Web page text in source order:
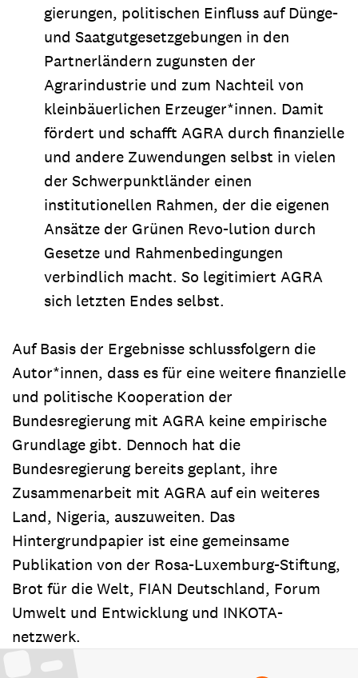
gierungen, politischen Einfluss auf Dünge-
und Saatgutgesetzgebungen in den
Partnerländern zugunsten der
Agrarindustrie und zum Nachteil von
kleinbäuerlichen Erzeuger*innen. Damit
fördert und schafft AGRA durch finanzielle
und andere Zuwendungen selbst in vielen
der Schwerpunktländer einen
institutionellen Rahmen, der die eigenen
Ansätze der Grünen Revo-lution durch
Gesetze und Rahmenbedingungen
verbindlich macht. So legitimiert AGRA
sich letzten Endes selbst.
Auf Basis der Ergebnisse schlussfolgern die
Autor*innen, dass es für eine weitere finanzielle
und politische Kooperation der
Bundesregierung mit AGRA keine empirische
Grundlage gibt. Dennoch hat die
Bundesregierung bereits geplant, ihre
Zusammenarbeit mit AGRA auf ein weiteres
Land, Nigeria, auszuweiten. Das
Hintergrundpapier ist eine gemeinsame
Publikation von der Rosa-Luxemburg-Stiftung,
Brot für die Welt, FIAN Deutschland, Forum
Umwelt und Entwicklung und INKOTA-
netzwerk.